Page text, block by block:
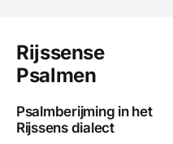
naar
inhoud
Rijssense
Psalmen
Psalmberijming in het
Rijssens dialect